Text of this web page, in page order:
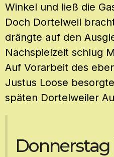
Winkel und ließ die
Doch Dortelweil
drängte auf den
Nachspielzeit schlug
Auf Vorarbeit des
Justus Loose
späten Dortelweiler